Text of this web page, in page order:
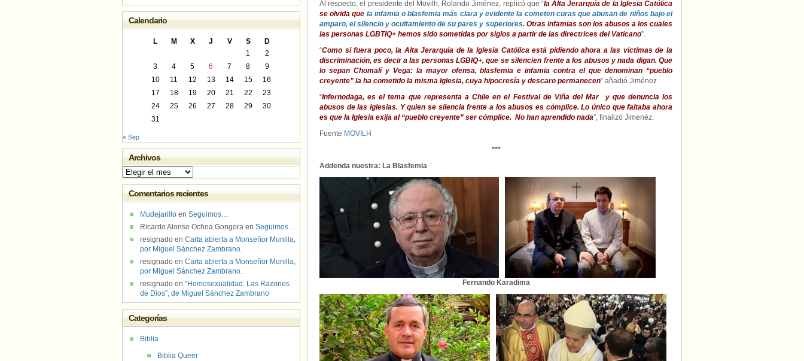
Al respecto, el presidente del Movilh, Rolando Jiménez, replicó que “la Alta Jerarquía de la Iglesia Católica
se olvida que la infamia o blasfemia más clara y evidente la cometen curas que abusan de niños bajo el
amparo, el silencio y ocultamiento de su pares y superiores. Otras infamias son los abusos a los cuales
las personas LGBTIQ+ hemos sido sometidas por siglos a partir de las directrices del Vaticano”.
“Como si fuera poco, la Alta Jerarquía de la Iglesia Católica está pidiendo ahora a las víctimas de la
discriminación, es decir a las personas LGBIQ+, que se silencien frente a los abusos y nada digan. Que
lo sepan Chomalí y Vega: la mayor ofensa, blasfemia e infamia contra el que denominan “pueblo
creyente” la ha cometido la misma Iglesia, cuya hipocresía y descaro permanecen” añadió Jiménez
“Infernodaga, es el tema que representa a Chile en el Festival de Viña del Mar y que denuncia los
abusos de las iglesias. Y quien se silencia frente a los abusos es cómplice. Lo único que faltaba ahora
es que la Iglesia exija al “pueblo creyente” ser cómplice. No han aprendido nada”, finalizó Jimenéz.
Fuente MOVILH
***
Addenda nuestra: La Blasfemia
Fernando Karadima
Calendario
L M X J V S
D
1
2
3
4 5 6 7 8
9
10
11 12 13 14 15
16
17
18 19 20 21 22
23
24
25 26 27 28 29
30
31
« Sep
Archivos
Archivos
Comentarios recientes
Mudejarillo en Seguimos…
Ricardo Alonso Ochoa Gongora en Seguimos…
resignado en Carta abierta a Monseñor Munilla,
por Miguel Sánchez Zambrano.
resignado en Carta abierta a Monseñor Munilla,
por Miguel Sánchez Zambrano.
resignado en “Homosexualidad. Las Razones
de Dios”, de Miguel Sánchez Zambrano
Categorías
Biblia
Biblia Queer